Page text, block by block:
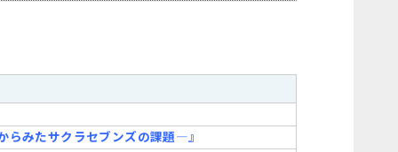
らみたサクラセブンズの課題―』